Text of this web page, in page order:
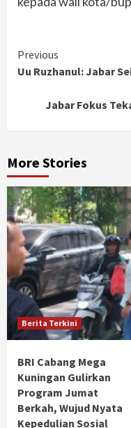
Continue
Reading
Previous
Uu Ruzhanul: Jabar
Jabar Fokus
More Stories
Berita Terkini
BRI Cabang Mega
Kuningan Gulirkan
Program Jumat
Berkah, Wujud Nyata
Kepedulian Sosial